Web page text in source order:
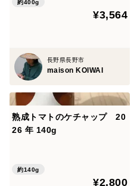
約400g
¥3,564
長野県長野市
maison KOIWAI
熟成トマトのケチャップ 20
26 年 140g
約140g
¥2,800